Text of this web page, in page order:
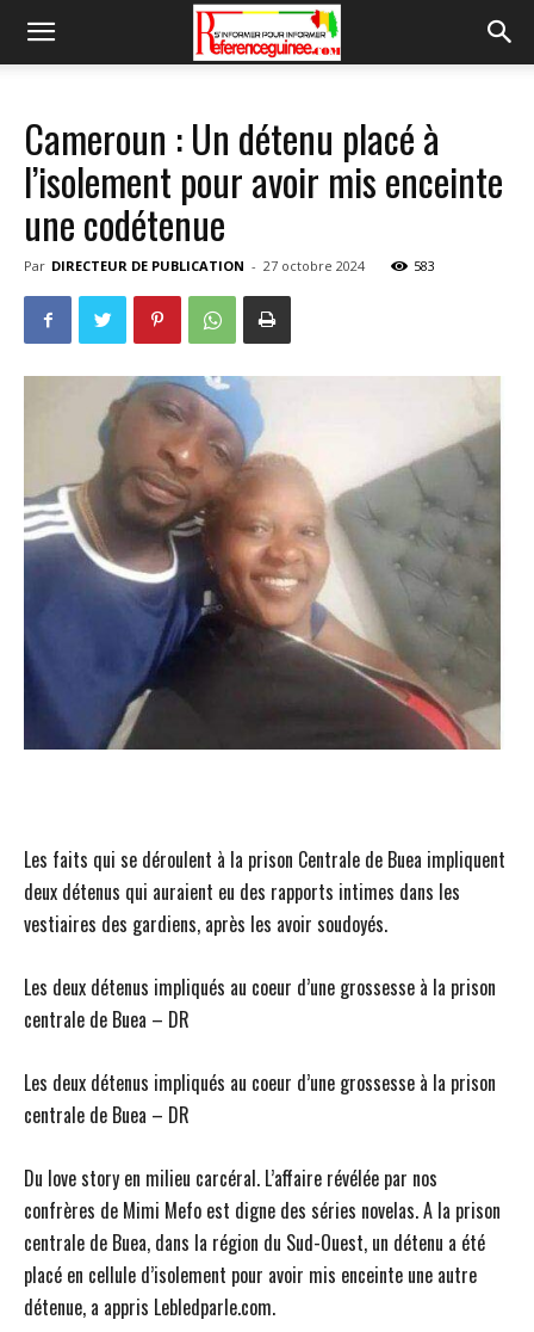
Cameroun : Un détenu placé à
l’isolement pour avoir mis enceinte
une codétenue
Par DIRECTEUR DE PUBLICATION - 27 octobre 2024 583
Les faits qui se déroulent à la prison Centrale de Buea impliquent
deux détenus qui auraient eu des rapports intimes dans les
vestiaires des gardiens, après les avoir soudoyés.
Les deux détenus impliqués au coeur d’une grossesse à la prison
centrale de Buea – DR
Les deux détenus impliqués au coeur d’une grossesse à la prison
centrale de Buea – DR
Du love story en milieu carcéral. L’affaire révélée par nos
confrères de Mimi Mefo est digne des séries novelas. A la prison
centrale de Buea, dans la région du Sud-Ouest, un détenu a été
placé en cellule d’isolement pour avoir mis enceinte une autre
détenue, a appris Lebledparle.com.